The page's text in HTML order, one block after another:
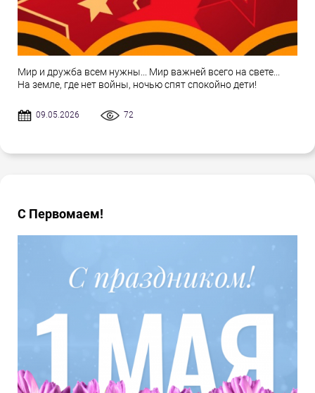
Мир и дружба всем нужны... Мир важней всего на свете...
На земле, где нет войны, ночью спят спокойно дети!
09.05.2026 72
С Первомаем!